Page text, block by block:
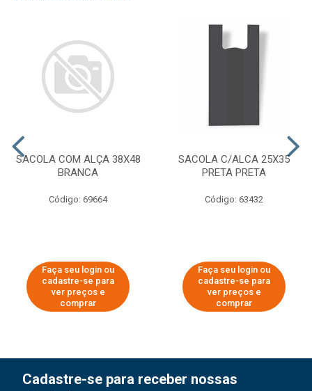
SACOLA COM ALÇA 38X48
BRANCA
Código: 69664
Faça seu login ou
cadastre-se para
ver preços e
comprar
SACOLA C/ALCA 25X35
PRETA PRETA
Código: 63432
Faça seu login ou
cadastre-se para
ver preços e
comprar
Cadastre-se para receber nossas